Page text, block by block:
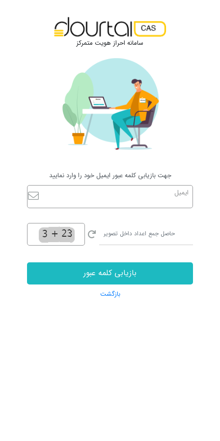
جهت بازیابی کلمه عبور ایمیل خود را وارد نمایید
ایمیل
بازیابی کلمه عبور
بازگشت
سامانه احراز هویت متمرکز